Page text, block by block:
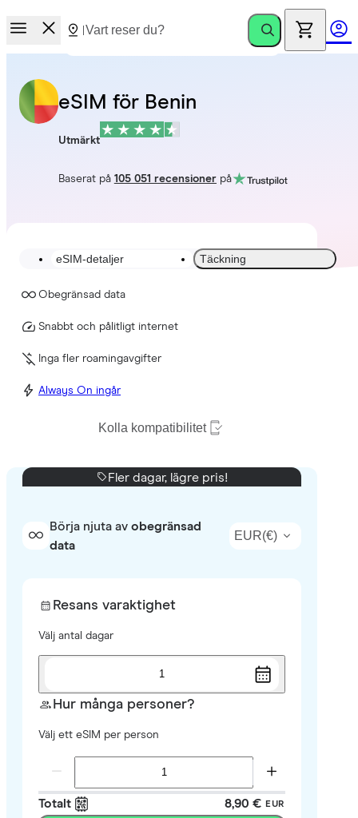
eSIM för Benin
Utmärkt
Baserat på 105 051 recensionerpå
eSIM-detaljer Täckning
Obegränsad data
Snabbt och pålitligt internet
Inga fler roamingavgifter
Always On ingår
Kolla kompatibilitet
Fler dagar, lägre pris!
Börja njuta av obegränsad
data
EUR(€)
Resans varaktighet
Välj antal dagar
1
Hur många personer?
Välj ett eSIM per person
Totalt 8,90 € EUR